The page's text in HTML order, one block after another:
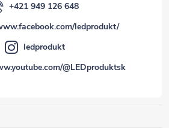
+421 949 126 648
ledprodukt/
ledprodukt
@LEDproduktsk